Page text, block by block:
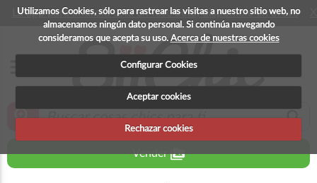
Utilizamos Cookies, sólo para rastrear las visitas a nuestro sitio web, no
almacenamos ningún dato personal. Si continúa navegando
consideramos que acepta su uso. Acerca de nuestras cookies
Configurar Cookies
Aceptar cookies
Rechazar cookies
La app para android esta en fase beta, disponible en breve
zoom_in search
Venderperm_media